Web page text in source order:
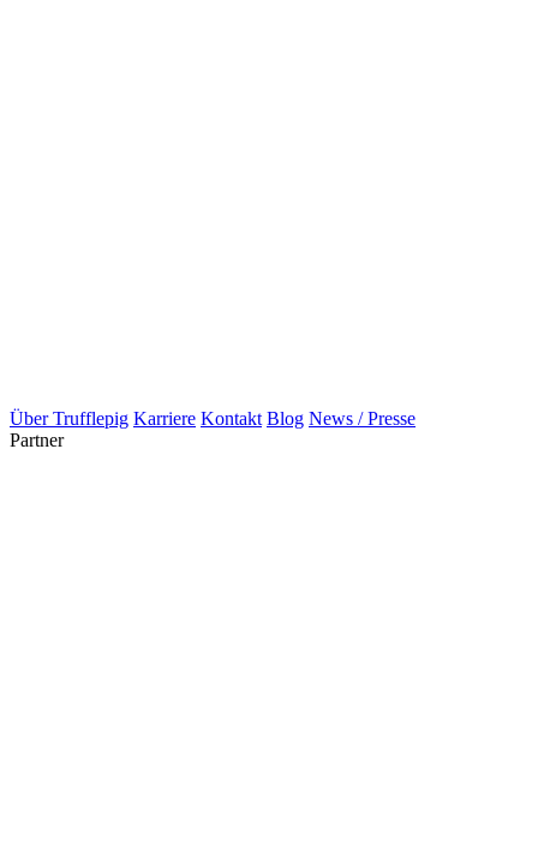
Über Trufflepig Karriere Kontakt Blog News / Presse
Partner